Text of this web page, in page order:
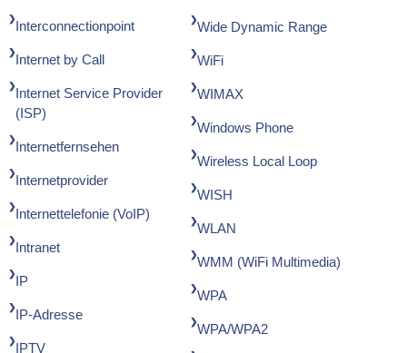
Interconnectionpoint
Internet by Call
Internet Service Provider
(ISP)
Internetfernsehen
Internetprovider
Internettelefonie (VoIP)
Intranet
IP
IP-Adresse
IPTV
Wide Dynamic Range
WiFi
WIMAX
Windows Phone
Wireless Local Loop
WISH
WLAN
WMM (WiFi Multimedia)
WPA
WPA/WPA2